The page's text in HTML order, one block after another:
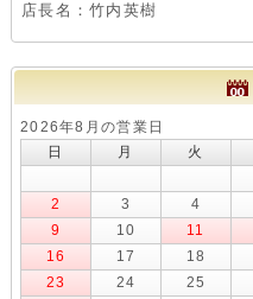
店長名：竹内英樹
2026年8月の営業日
日
月 火
2
3 4
9
10 11
16
17 18
23
24 25